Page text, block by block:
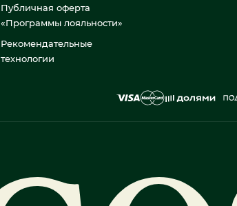
Публичная оферта
«Программы лояльности»
Рекомендательные
технологии